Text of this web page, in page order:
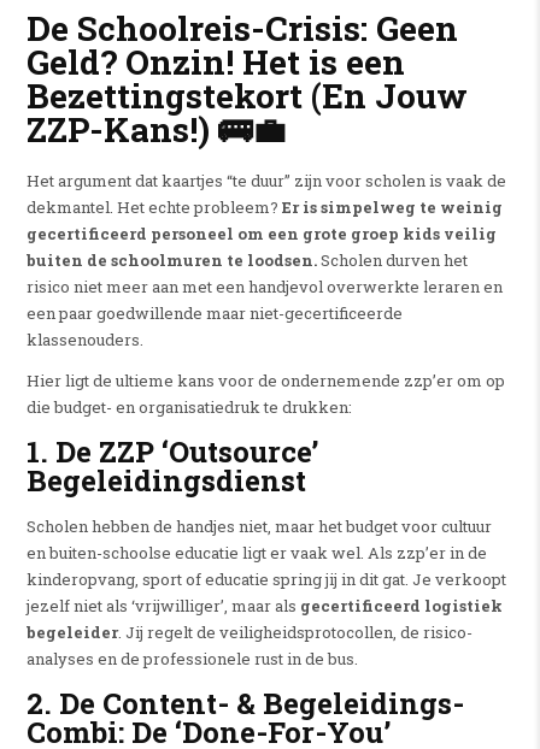
De Schoolreis-Crisis: Geen
Geld? Onzin! Het is een
Bezettingstekort (En Jouw
ZZP-Kans!) 🚌💼
Het argument dat kaartjes “te duur” zijn voor scholen is vaak de
dekmantel. Het echte probleem? Er is simpelweg te weinig
gecertificeerd personeel om een grote groep kids veilig
buiten de schoolmuren te loodsen.Scholen durven het
risico niet meer aan met een handjevol overwerkte leraren en
een paar goedwillende maar niet-gecertificeerde
klassenouders.
Hier ligt de ultieme kans voor de ondernemende zzp’er om op
die budget- en organisatiedruk te drukken:
1. De ZZP ‘Outsource’
Begeleidingsdienst
Scholen hebben de handjes niet, maar het budget voor cultuur
en buiten-schoolse educatie ligt er vaak wel. Als zzp’er in de
kinderopvang, sport of educatie spring jij in dit gat. Je verkoopt
jezelf niet als ‘vrijwilliger’, maar als gecertificeerd logistiek
begeleider. Jij regelt de veiligheidsprotocollen, de risico-
analyses en de professionele rust in de bus.
2. De Content- & Begeleidings-
Combi: De ‘Done-For-You’